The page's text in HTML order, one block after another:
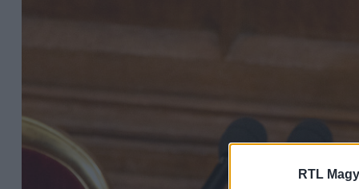
RTL